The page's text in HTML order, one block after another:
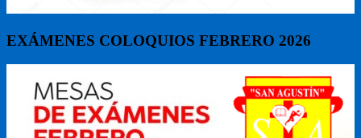
EXÁMENES COLOQUIOS FEBRERO 2026